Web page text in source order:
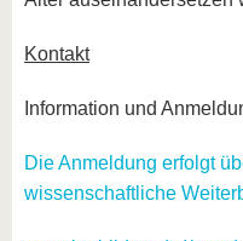
Kontakt
Information und
Die Anmeldung erfolgt
wissenschaftliche